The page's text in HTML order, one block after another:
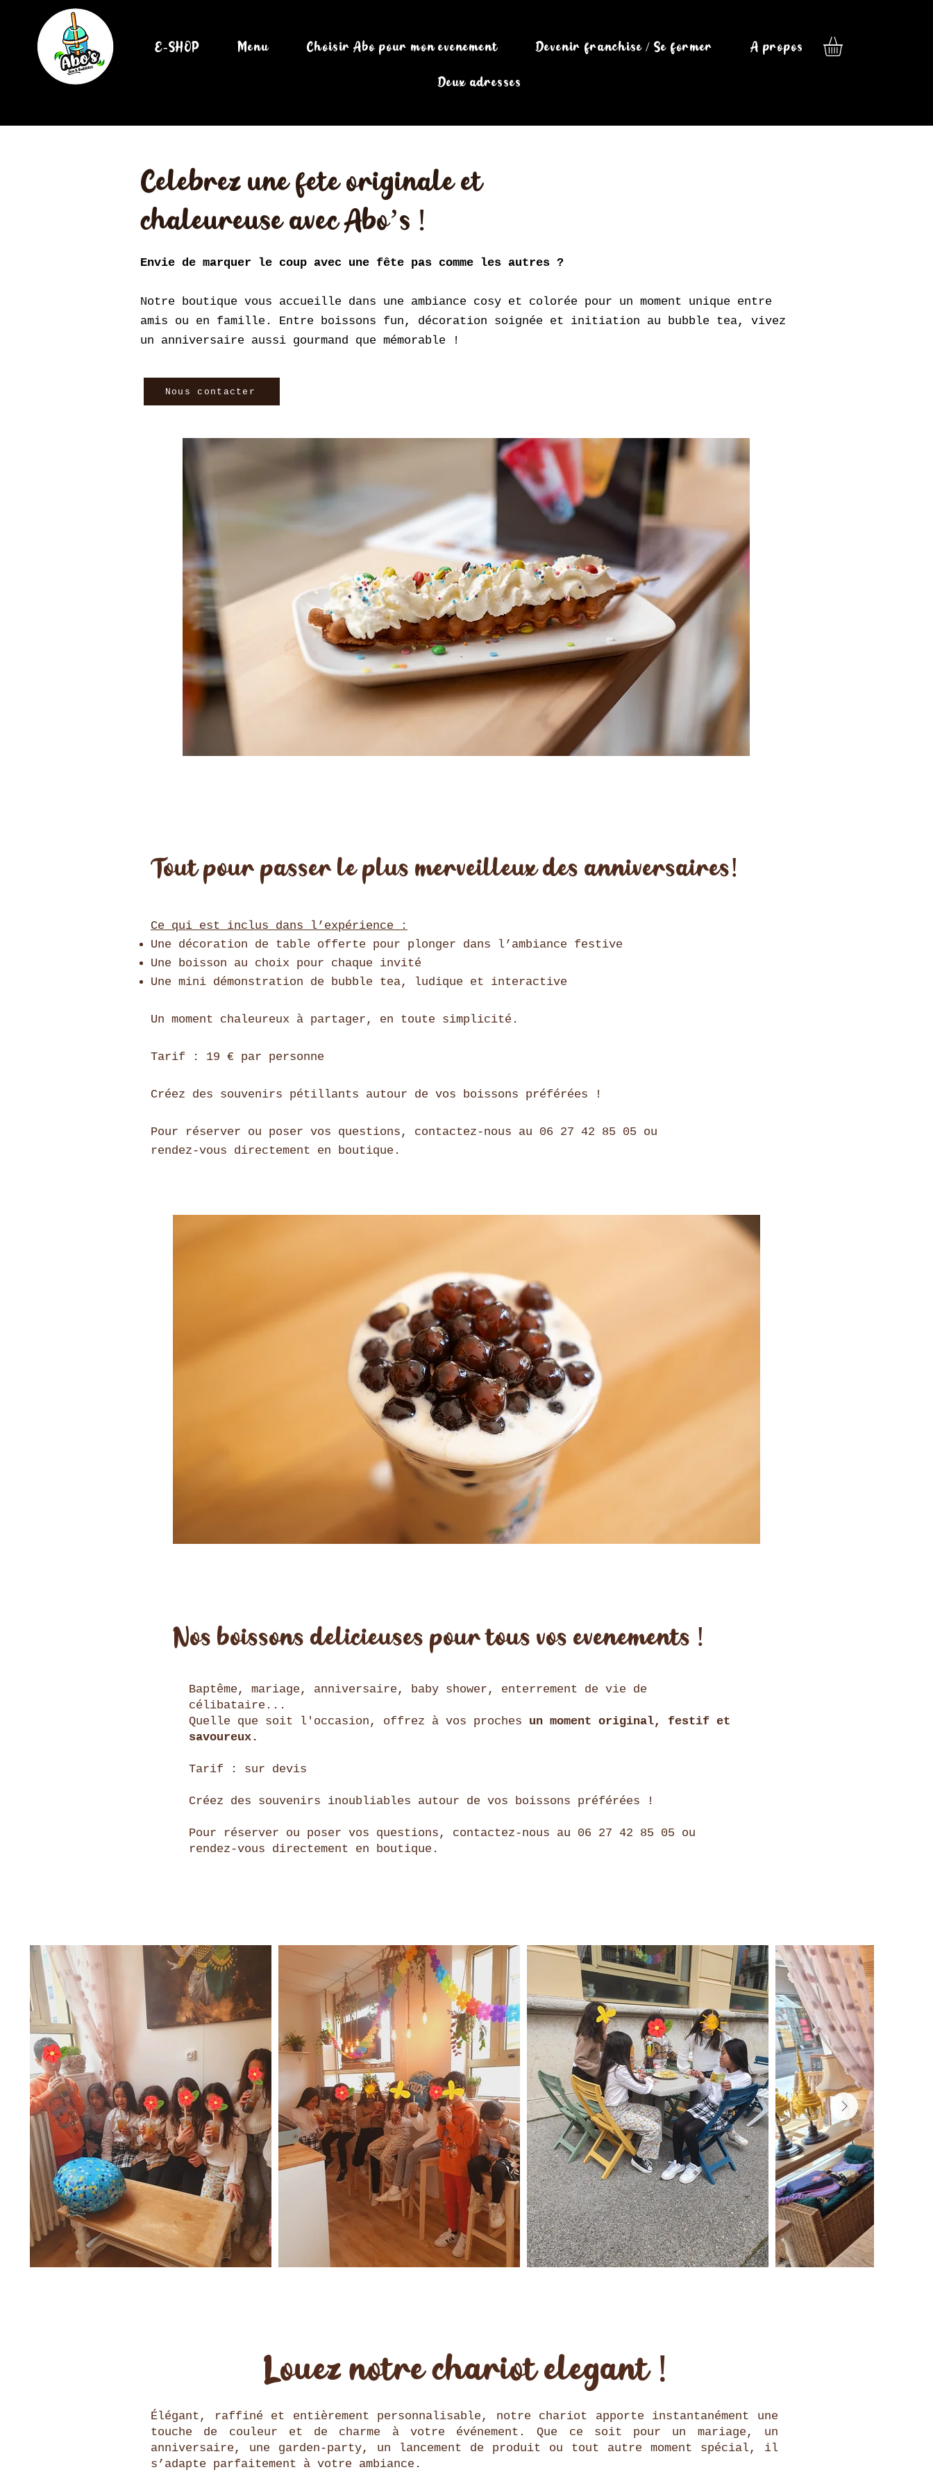
E-SHOP Menu Choisir Abo pour mon événement Devenir franchisé / Se former A propos
Deux adresses
Célébrez une fête originale et
chaleureuse avec Abo’s !
Envie de marquer le coup avec une fête pas comme les autres ?
Notre boutique vous accueille dans une ambiance cosy et colorée pour un moment unique entre
amis ou en famille. Entre boissons fun, décoration soignée et initiation au bubble tea, vivez
un anniversaire aussi gourmand que mémorable !
Nous contacter
Tout pour passer le plus merveilleux des anniversaires!
Ce qui est inclus dans l’expérience :
Une décoration de table offerte pour plonger dans l’ambiance festive
Une boisson au choix pour chaque invité
Une mini démonstration de bubble tea, ludique et interactive
Un moment chaleureux à partager, en toute simplicité.
Tarif : 19 € par personne​
Créez des souvenirs pétillants autour de vos boissons préférées !
Pour réserver ou poser vos questions, contactez-nous au 06 27 42 85 05 ou
rendez-vous directement en boutique.
Nos boissons délicieuses pour tous vos évenements !
Baptême, mariage, anniversaire, baby shower, enterrement de vie de
célibataire...
Quelle que soit l'occasion, offrez à vos proches un moment original, festif et
savoureux.
Tarif : sur devis
Créez des souvenirs inoubliables autour de vos boissons préférées !
Pour réserver ou poser vos questions, contactez-nous au 06 27 42 85 05 ou
rendez-vous directement en boutique.
Louez notre chariot élégant !
Élégant, raffiné et entièrement personnalisable, notre chariot apporte instantanément une
touche de couleur et de charme à votre événement. Que ce soit pour un mariage, un
anniversaire, une garden-party, un lancement de produit ou tout autre moment spécial, il
s’adapte parfaitement à votre ambiance.